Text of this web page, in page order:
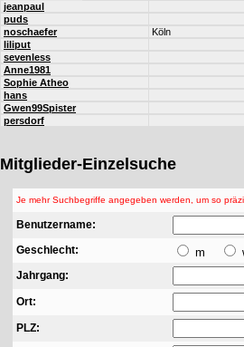
jeanpaul
puds
noschaefer
Köln
liliput
sevenless
Anne1981
Sophie Atheo
hans
Gwen99Spister
persdorf
Mitglieder-Einzelsuche
Je mehr Suchbegriffe angegeben werden, um so
Benutzername:
Geschlecht:
m
Jahrgang:
Ort:
PLZ: